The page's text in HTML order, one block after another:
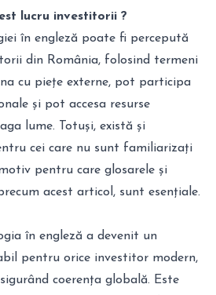
lucru investitorii ?
în engleză poate fi percepută
din România, folosind termeni
cu piețe externe, pot participa
și pot accesa resurse
lume. Totuși, există și
cei care nu sunt familiarizați
pentru care glosarele și
acest articol, sunt esențiale.
în engleză a devenit un
pentru orice investitor modern,
coerența globală. Este